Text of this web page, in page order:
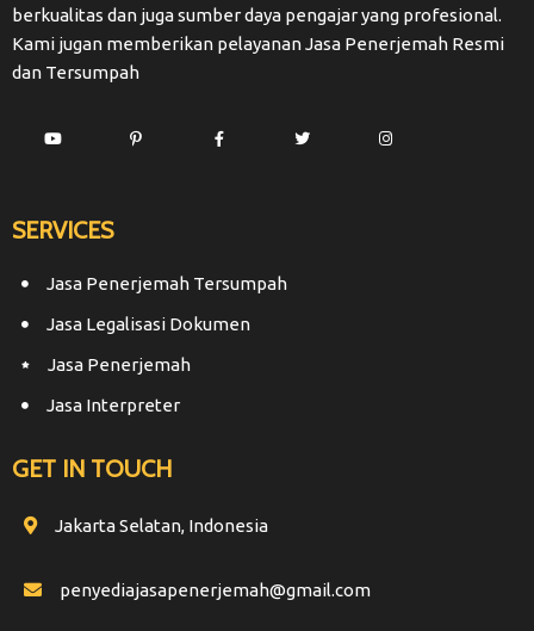
berkualitas dan juga sumber daya pengajar yang profesional.
Kami jugan memberikan pelayanan Jasa Penerjemah Resmi
dan Tersumpah
SERVICES
Jasa Penerjemah Tersumpah
Jasa Legalisasi Dokumen
Jasa Penerjemah
Jasa Interpreter
GET IN TOUCH
Jakarta Selatan, Indonesia
penyediajasapenerjemah@gmail.com